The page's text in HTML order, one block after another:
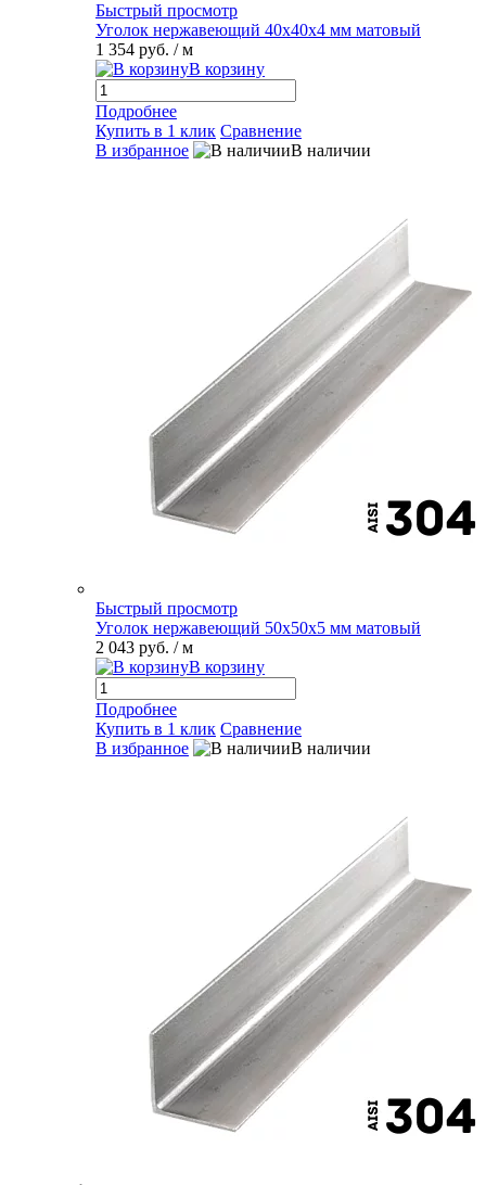
Быстрый просмотр
Уголок нержавеющий 40х40х4 мм матовый
1 354 руб. / м
В корзину
Подробнее
Купить в 1 клик Сравнение
В избранное
В наличии
Быстрый просмотр
Уголок нержавеющий 50х50х5 мм матовый
2 043 руб. / м
В корзину
Подробнее
Купить в 1 клик Сравнение
В избранное
В наличии